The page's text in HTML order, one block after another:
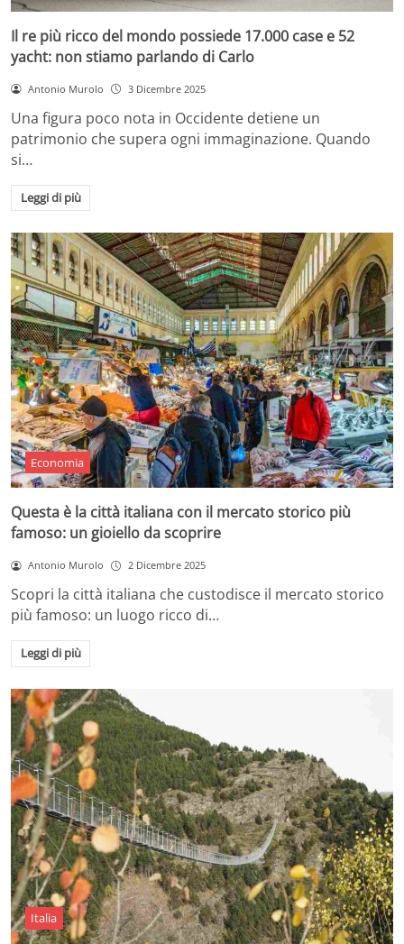
Il re più ricco del mondo possiede 17.000 case e 52
yacht: non stiamo parlando di Carlo
Antonio Murolo 3 Dicembre 2025
Una figura poco nota in Occidente detiene un
patrimonio che supera ogni immaginazione. Quando
si…
Leggi di più
Economia
Questa è la città italiana con il mercato storico più
famoso: un gioiello da scoprire
Antonio Murolo 2 Dicembre 2025
Scopri la città italiana che custodisce il mercato storico
più famoso: un luogo ricco di…
Leggi di più
Italia